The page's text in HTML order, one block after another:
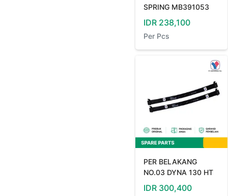
SPRING MB391053
IDR 238,100
Per Pcs
PER BELAKANG
NO.03 DYNA 130 HT
IDR 300,400